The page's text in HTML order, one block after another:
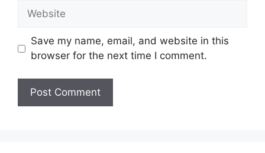
Website
Save my name, email, and website in this
browser for the next time I comment.